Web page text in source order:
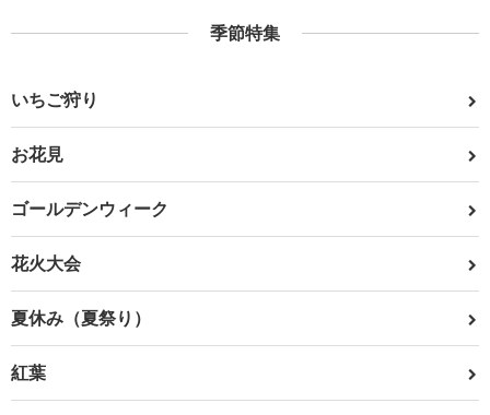
季節特集
いちご狩り
お花見
ゴールデンウィーク
花火大会
夏休み（夏祭り）
紅葉